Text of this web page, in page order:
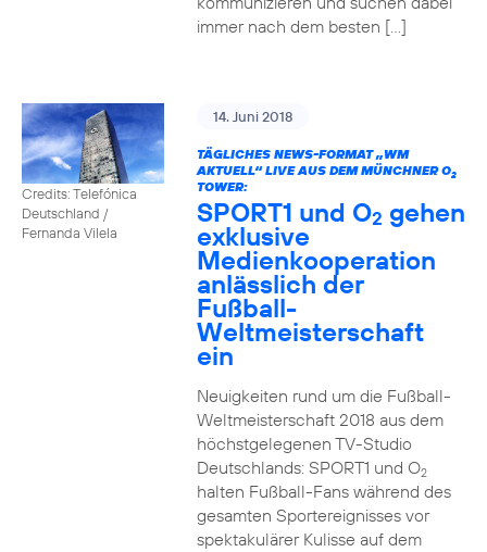
immer nach dem besten […]
Credits: Telefónica
Deutschland /
Fernanda Vilela
14. Juni 2018
TÄGLICHES NEWS-FORMAT „WM
AKTUELL“ LIVE AUS DEM MÜNCHNER O2
TOWER:
SPORT1 und O2 gehen
exklusive
Medienkooperation
anlässlich der
Fußball-
Weltmeisterschaft
ein
Neuigkeiten rund um die Fußball-
Weltmeisterschaft 2018 aus dem
höchstgelegenen TV-Studio
Deutschlands: SPORT1 und O2
halten Fußball-Fans während des
gesamten Sportereignisses vor
spektakulärer Kulisse auf dem